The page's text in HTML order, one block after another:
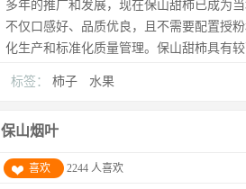
多年的推广和发展，现在保山甜柿已成为
不仅口感好、品质优良，且不需要配置授
化生产和标准化质量管理。保山甜柿具有
标签： 柿子 水果
保山烟叶
喜欢 2244 人喜欢